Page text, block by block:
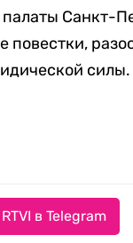
Санкт-
повестки,
силы.
в Telegram